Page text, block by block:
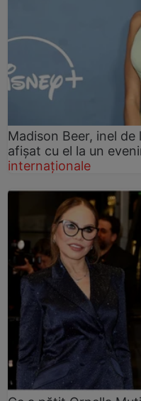
Madison Beer, inel
afișat cu el la un
internaționale